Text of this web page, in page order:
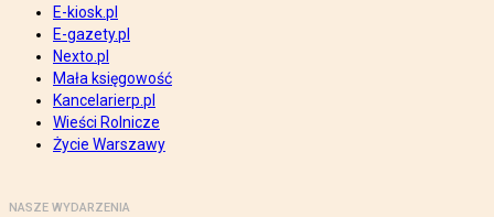
E-kiosk.pl
E-gazety.pl
Nexto.pl
Mała księgowość
Kancelarierp.pl
Wieści Rolnicze
Życie Warszawy
NASZE WYDARZENIA